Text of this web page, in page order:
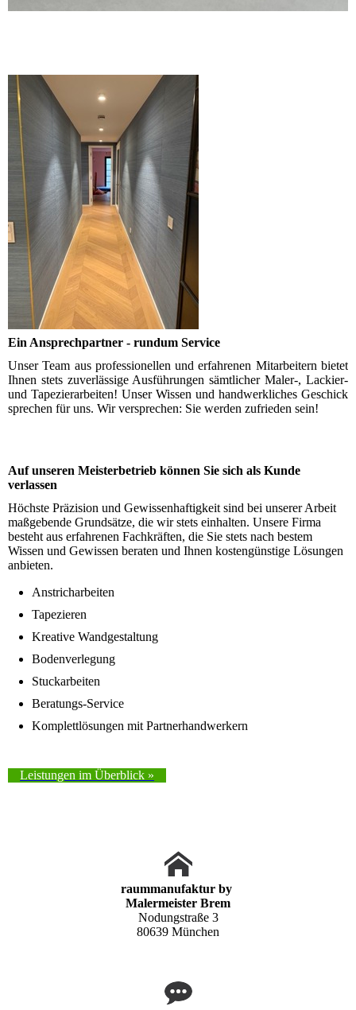
Ein Ansprechpartner - rundum Service
Unser Team aus professionellen und erfahrenen Mitar­beitern bietet
Ihnen stets zuverlässige Aus­füh­rungen sämtlicher Maler-, Lackier-
und Tapezier­arbeiten! Unser Wissen und hand­werk­liches Geschick
sprechen für uns. Wir ver­sprechen: Sie werden zufrieden sein!
Auf unseren Meisterbetrieb können Sie sich als Kunde
verlassen
Höchste Präzision und Gewissen­haftigkeit sind bei unserer Arbeit
maß­gebende Grund­sätze, die wir stets ein­halten. Unsere Firma
besteht aus erfahrenen Fach­kräften, die Sie stets nach bestem
Wissen und Gewissen beraten und Ihnen kosten­günstige Lösungen
anbieten.
Anstricharbeiten
Tapezieren
Kreative Wandgestaltung
Bodenverlegung
Stuckarbeiten
Beratungs-Service
Komplettlösungen mit Partnerhandwerkern
Leistungen im Überblick »
raummanufaktur by
Malermeister Brem
Nodungstraße 3
80639 München